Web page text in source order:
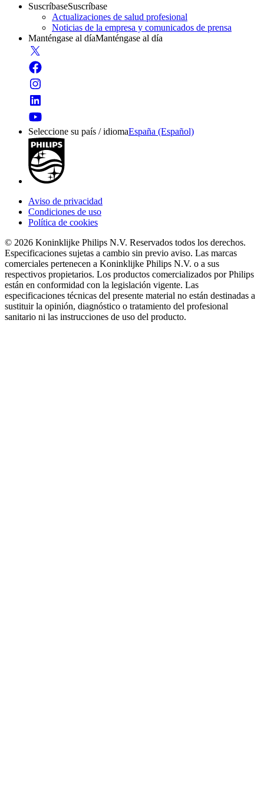
SuscríbaseSuscríbase
Actualizaciones de salud profesional
Noticias de la empresa y comunicados de prensa
Manténgase al díaManténgase al día
Seleccione su país / idiomaEspaña (Español)
Aviso de privacidad
Condiciones de uso
Política de cookies
© 2026 Koninklijke Philips N.V. Reservados todos los derechos.
Especificaciones sujetas a cambio sin previo aviso. Las marcas
comerciales pertenecen a Koninklijke Philips N.V. o a sus
respectivos propietarios. Los productos comercializados por Philips
están en conformidad con la legislación vigente. Las
especificaciones técnicas del presente material no están destinadas a
sustituir la opinión, diagnóstico o tratamiento del profesional
sanitario ni las instrucciones de uso del producto.